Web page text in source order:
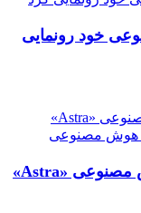
خود رونمایی
OpenAI از خانواده جدید مدل‌های هوش مصنوعی «Astra»